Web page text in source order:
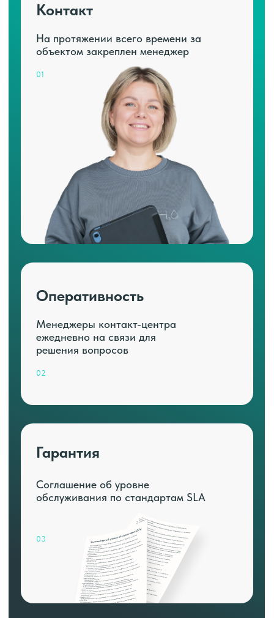
01
Контакт
На протяжении всего времени за
объектом закреплен менеджер
03
02
Оперативность
Менеджеры контакт-центра
ежедневно на связи для
решения вопросов
Гарантия
Соглашение об уровне
обслуживания по стандартам SLA